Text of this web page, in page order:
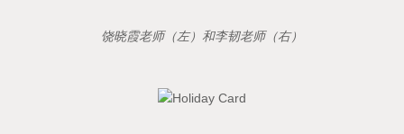
饶晓霞老师（左）和李韧老师（右）